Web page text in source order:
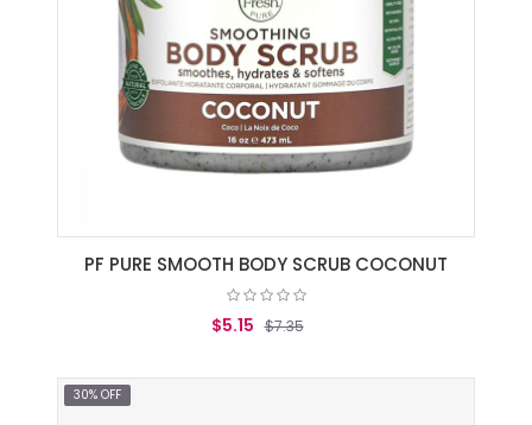
PF PURE SMOOTH BODY SCRUB COCONUT
$5.15 $7.35
30% OFF